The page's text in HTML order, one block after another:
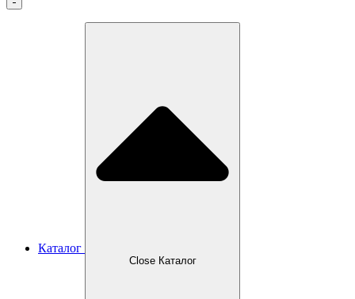
Каталог
Close Каталог